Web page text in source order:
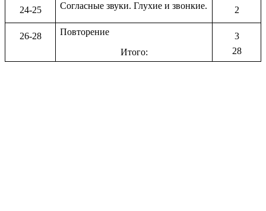
24-25 Согласные звуки. Глухие и звонкие. 2
26-28
Повторение
Итого:
3
28